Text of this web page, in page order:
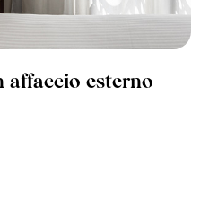
affaccio esterno